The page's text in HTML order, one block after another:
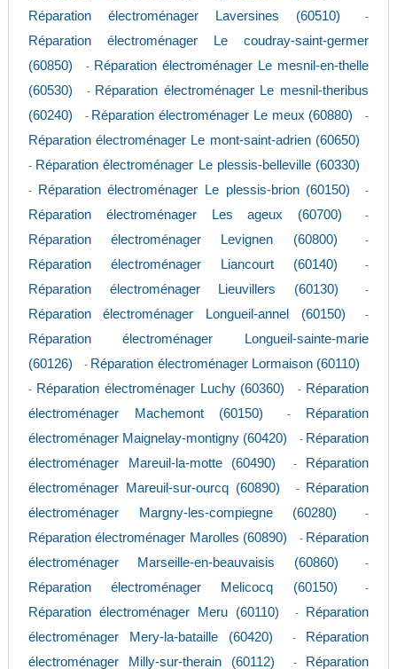
Réparation électroménager Laversines (60510) -
Réparation électroménager Le coudray-saint-germer
(60850)
- Réparation électroménager Le mesnil-en-thelle
(60530)
- Réparation électroménager Le mesnil-theribus
(60240)
- Réparation électroménager Le meux (60880) -
Réparation électroménager Le mont-saint-adrien (60650)
- Réparation électroménager Le plessis-belleville (60330)
- Réparation électroménager Le plessis-brion (60150) -
Réparation électroménager Les ageux (60700) -
Réparation électroménager Levignen (60800) -
Réparation électroménager Liancourt (60140) -
Réparation électroménager Lieuvillers (60130) -
Réparation électroménager Longueil-annel (60150) -
Réparation électroménager Longueil-sainte-marie
(60126)
- Réparation électroménager Lormaison (60110)
- Réparation électroménager Luchy (60360) - Réparation
électroménager Machemont (60150)
-
Réparation
électroménager Maignelay-montigny (60420)
- Réparation
électroménager Mareuil-la-motte (60490)
-
Réparation
électroménager Mareuil-sur-ourcq (60890)
-
Réparation
électroménager Margny-les-compiegne (60280)
-
Réparation électroménager Marolles (60890) - Réparation
électroménager Marseille-en-beauvaisis (60860)
-
Réparation électroménager Melicocq (60150) -
Réparation électroménager Meru (60110) -
Réparation
électroménager Mery-la-bataille (60420)
-
Réparation
électroménager Milly-sur-therain (60112)
- Réparation